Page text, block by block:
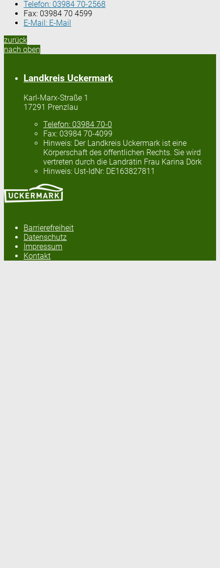
Telefon: 03984 70-2568
Fax: 03984 70 4599
E-Mail: E-Mail
zurück
nach oben
Landkreis Uckermark
Karl-Marx-Straße 1
17291 Prenzlau
Telefon: 03984 70-0
Fax: 03984 70-4099
Hinweis: Der Landkreis Uckermark ist eine
Körperschaft des öffentlichen Rechts. Sie wird
vertreten durch die Landrätin Frau Karina Dörk
Hinweis: Ust-IdNr: DE163827811
Barrierefreiheit
Datenschutz
Impressum
Kontakt